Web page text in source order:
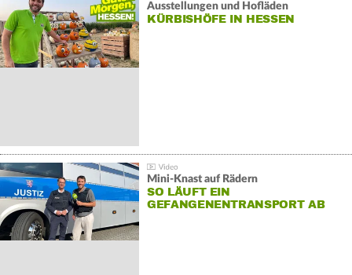
Ausstellungen und Hofläden
KÜRBISHÖFE IN HESSEN
Mini-Knast auf Rädern
SO LÄUFT EIN
GEFANGENENTRANSPORT AB